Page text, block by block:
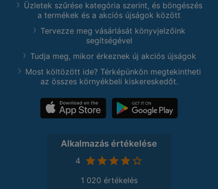
Üzletek szűrése kategória szerint, és böngészés
a termékek és a akciós újságok között
Tervezze meg vásárlását könyvjelzőink
segítségével
Tudja meg, mikor érkeznek új akciós újságok
Most költözött ide? Térképünkön megtekintheti
az összes környékbeli kiskereskedőt.
Alkalmazás értékelése
4
1 020 értékelés